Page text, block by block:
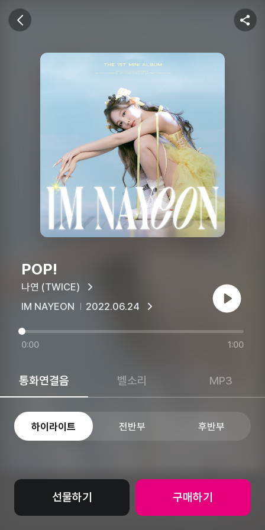
U+뮤직벨링
이전 화면
공유
POP!
나연 (TWICE)
IM NAYEON
2022.06.24 재생
0:00 1:00
통화연결음 벨소리 MP3
하이라이트 전반부 후반부
선물하기 구매하기